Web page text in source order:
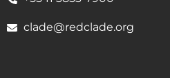
clade@redclade.org